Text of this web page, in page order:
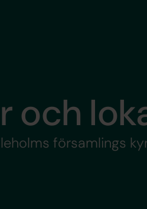
och
församlings